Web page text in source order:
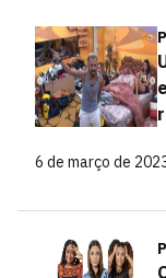
6 de março de